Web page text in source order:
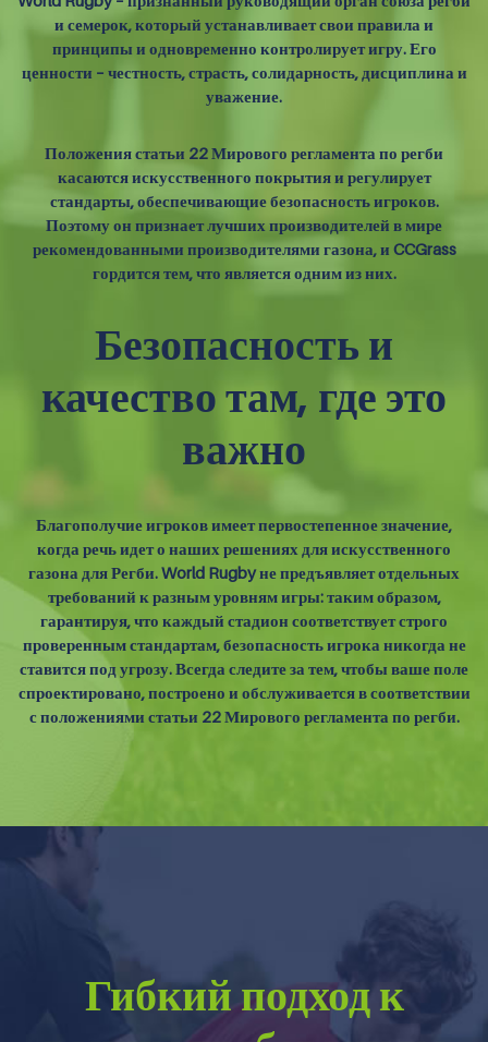
и семерок, который устанавливает свои правила и
принципы и одновременно контролирует игру. Его
ценности – честность, страсть, солидарность, дисциплина и
уважение.
Положения статьи 22 Мирового регламента по регби
касаются искусственного покрытия и регулирует
стандарты, обеспечивающие безопасность игроков.
Поэтому он признает лучших производителей в мире
рекомендованными производителями газона, и CCGrass
гордится тем, что является одним из них.
Безопасность и
качество там, где это
важно
Благополучие игроков имеет первостепенное значение,
когда речь идет о наших решениях для искусственного
газона для Регби. World Rugby не предъявляет отдельных
требований к разным уровням игры: таким образом,
гарантируя, что каждый стадион соответствует строго
проверенным стандартам, безопасность игрока никогда не
ставится под угрозу. Всегда следите за тем, чтобы ваше поле
спроектировано, построено и обслуживается в соответствии
с положениями статьи 22 Мирового регламента по регби.
Гибкий подход к